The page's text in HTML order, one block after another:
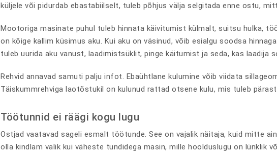
küljele või pidurdab ebastabiilselt, tuleb põhjus välja selgitada enne ostu,
Mootoriga masinate puhul tuleb hinnata käivitumist külmalt, suitsu hulka,
on kõige kallim küsimus aku. Kui aku on väsinud, võib esialgu soodsa
tuleb uurida aku vanust, laadimistsüklit, pinge käitumist ja seda, kas laadija
Rehvid annavad samuti palju infot. Ebaühtlane kulumine võib viidata
Täiskummrehviga laotõstukil on kulunud rattad otsene kulu, mis tuleb
Töötunnid ei räägi kogu lugu
Ostjad vaatavad sageli esmalt töötunde. See on vajalik näitaja, kuid mitte
olla kindlam valik kui väheste tundidega masin, mille hoolduslugu on lünklik